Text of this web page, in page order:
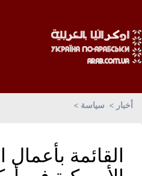
أخبار سياسة
القائمة بأعمال